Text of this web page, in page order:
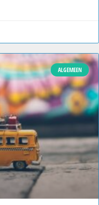
ALGEMEEN